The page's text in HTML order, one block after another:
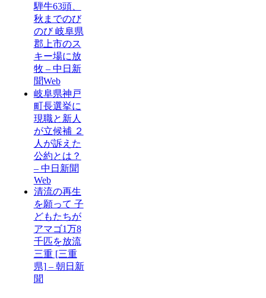
騨牛63頭、
秋までのび
のび 岐阜県
郡上市のス
キー場に放
牧 – 中日新
聞Web
岐阜県神戸
町長選挙に
現職と新人
が立候補 ２
人が訴えた
公約とは？
– 中日新聞
Web
清流の再生
を願って 子
どもたちが
アマゴ1万8
千匹を放流
三重 [三重
県] – 朝日新
聞